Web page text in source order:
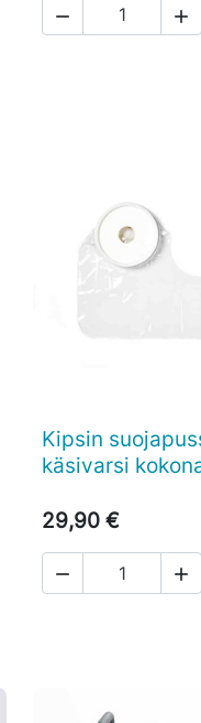
 

Kipsin
käsivarsi
29,90 €
 